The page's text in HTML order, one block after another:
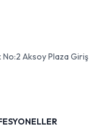
No:2 Aksoy Plaza Giriş